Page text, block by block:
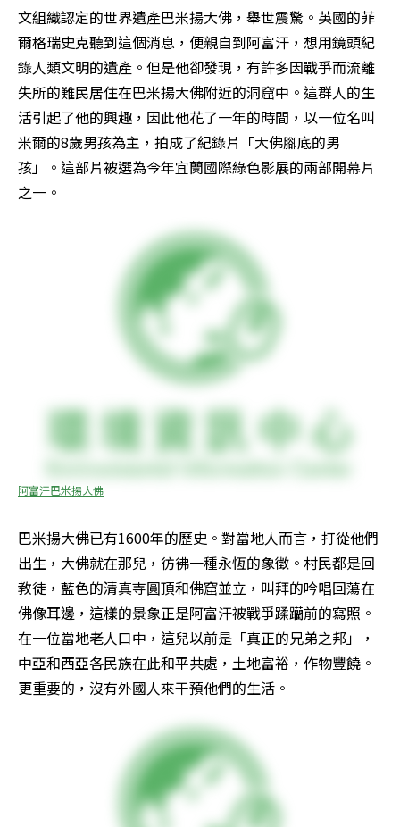
文組織認定的世界遺產巴米揚大佛，舉世震驚。英國的菲
爾格瑞史克聽到這個消息，便親自到阿富汗，想用鏡頭紀
錄人類文明的遺產。但是他卻發現，有許多因戰爭而流離
失所的難民居住在巴米揚大佛附近的洞窟中。這群人的生
活引起了他的興趣，因此他花了一年的時間，以一位名叫
米爾的8歲男孩為主，拍成了紀錄片「大佛腳底的男
孩」。這部片被選為今年宜蘭國際綠色影展的兩部開幕片
之一。
阿富汗巴米揚大佛
巴米揚大佛已有1600年的歷史。對當地人而言，打從他們
出生，大佛就在那兒，彷彿一種永恆的象徵。村民都是回
教徒，藍色的清真寺圓頂和佛窟並立，叫拜的吟唱回蕩在
佛像耳邊，這樣的景象正是阿富汗被戰爭蹂躪前的寫照。
在一位當地老人口中，這兒以前是「真正的兄弟之邦」，
中亞和西亞各民族在此和平共處，土地富裕，作物豐饒。
更重要的，沒有外國人來干預他們的生活。